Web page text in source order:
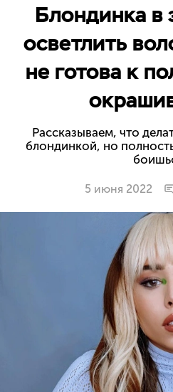
Блондинка в
осветлить
не готова к
Рассказываем, что
блондинкой, но
5 июня 2022